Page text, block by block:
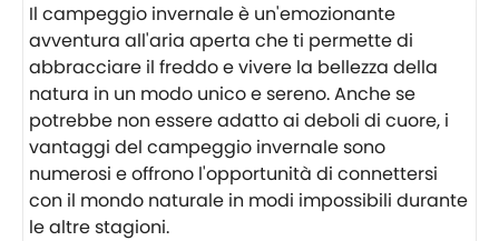
Il campeggio invernale è un'emozionante
avventura all'aria aperta che ti permette di
abbracciare il freddo e vivere la bellezza della
natura in un modo unico e sereno. Anche se
potrebbe non essere adatto ai deboli di cuore, i
vantaggi del campeggio invernale sono
numerosi e offrono l'opportunità di connettersi
con il mondo naturale in modi impossibili durante
le altre stagioni.